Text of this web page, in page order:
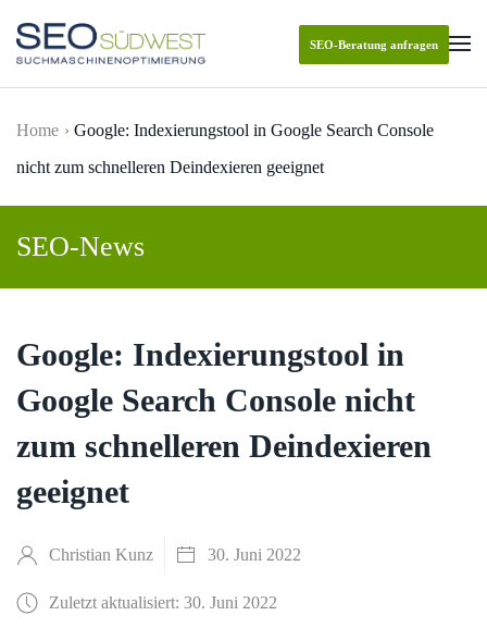
Skip to main content
SEO-Beratung anfragen
Home
Google: Indexierungstool in Google Search Console
nicht zum schnelleren Deindexieren geeignet
SEO-News
Google: Indexierungstool in
Google Search Console nicht
zum schnelleren Deindexieren
geeignet
Christian Kunz 30. Juni 2022
Zuletzt aktualisiert: 30. Juni 2022